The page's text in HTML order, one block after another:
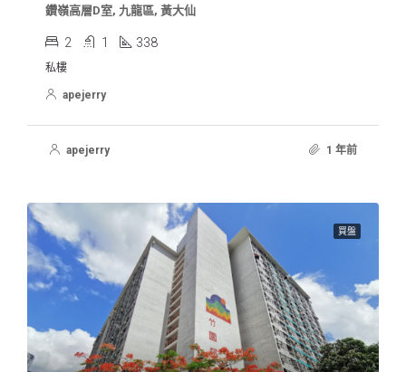
鑽嶺高層D室, 九龍區, 黃大仙
2 1 338
私樓
apejerry
apejerry 1 年前
買盤